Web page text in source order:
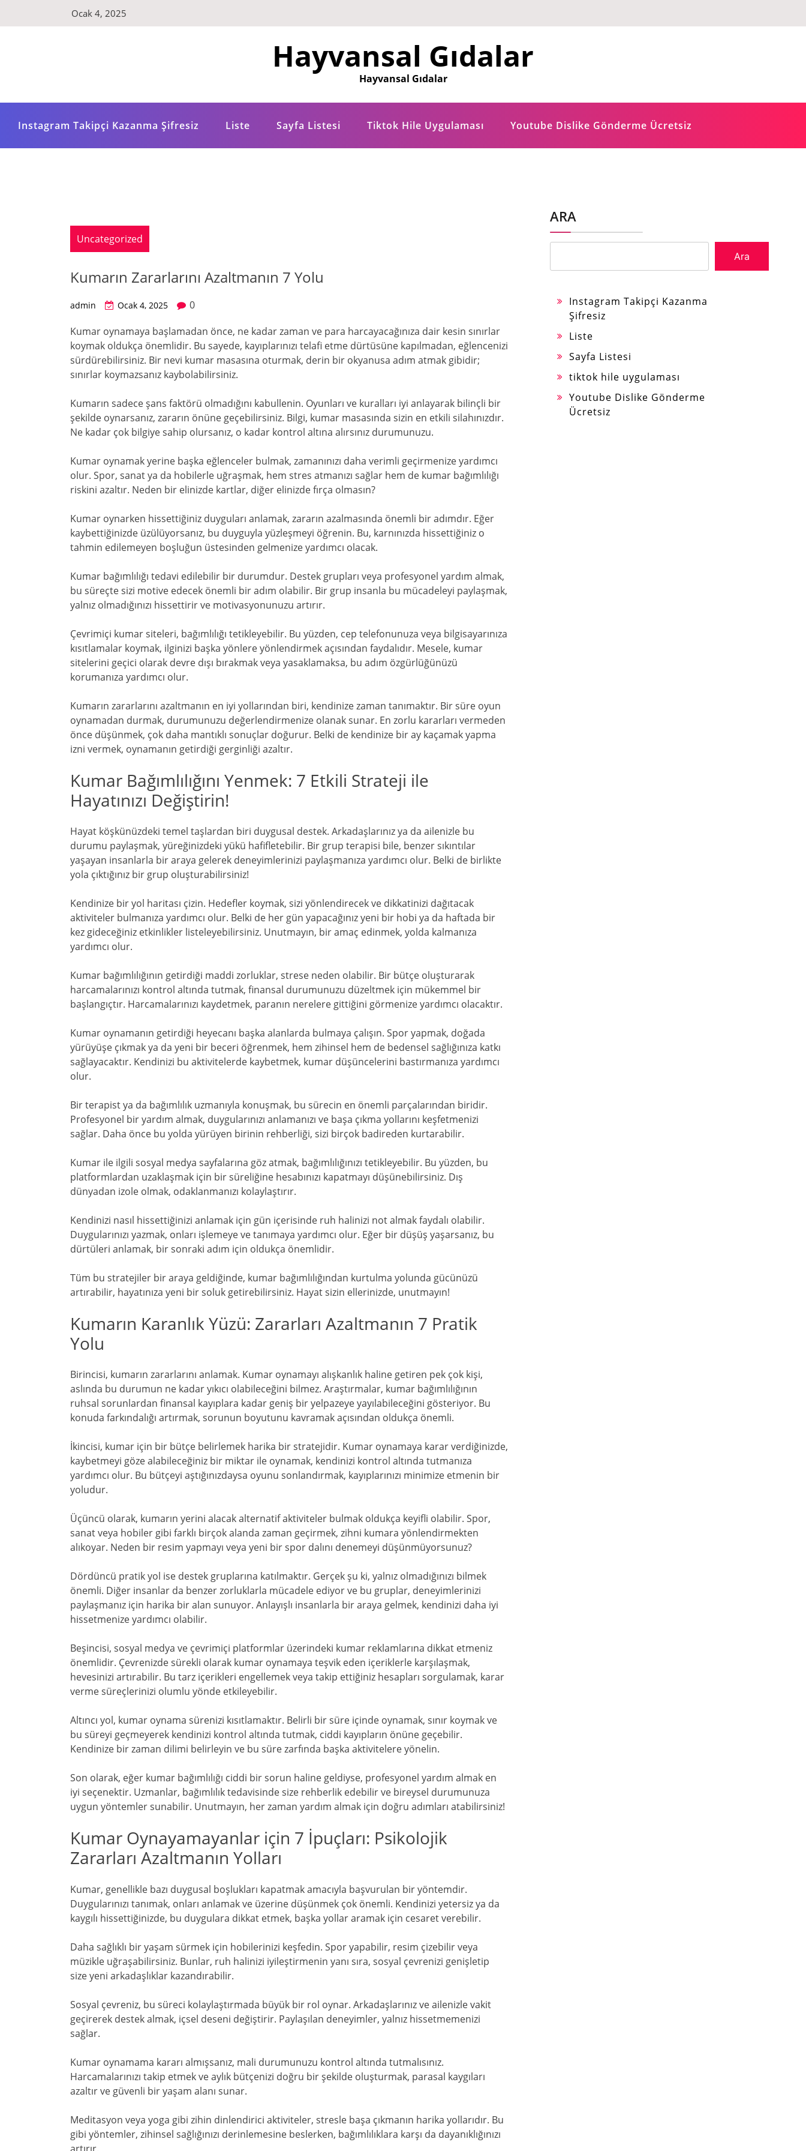
Ocak 4, 2025
Hayvansal Gıdalar
Hayvansal Gıdalar
Instagram Takipçi Kazanma Şifresiz Liste Sayfa Listesi Tiktok Hile Uygulaması Youtube Dislike Gönderme Ücretsiz
Uncategorized
Kumarın Zararlarını Azaltmanın 7 Yolu
admin Ocak 4, 2025
0
Kumar oynamaya başlamadan önce, ne kadar zaman ve para harcayacağınıza dair kesin sınırlar
koymak oldukça önemlidir. Bu sayede, kayıplarınızı telafi etme dürtüsüne kapılmadan, eğlencenizi
sürdürebilirsiniz. Bir nevi kumar masasına oturmak, derin bir okyanusa adım atmak gibidir;
sınırlar koymazsanız kaybolabilirsiniz.
Kumarın sadece şans faktörü olmadığını kabullenin. Oyunları ve kuralları iyi anlayarak bilinçli bir
şekilde oynarsanız, zararın önüne geçebilirsiniz. Bilgi, kumar masasında sizin en etkili silahınızdır.
Ne kadar çok bilgiye sahip olursanız, o kadar kontrol altına alırsınız durumunuzu.
Kumar oynamak yerine başka eğlenceler bulmak, zamanınızı daha verimli geçirmenize yardımcı
olur. Spor, sanat ya da hobilerle uğraşmak, hem stres atmanızı sağlar hem de kumar bağımlılığı
riskini azaltır. Neden bir elinizde kartlar, diğer elinizde fırça olmasın?
Kumar oynarken hissettiğiniz duyguları anlamak, zararın azalmasında önemli bir adımdır. Eğer
kaybettiğinizde üzülüyorsanız, bu duyguyla yüzleşmeyi öğrenin. Bu, karnınızda hissettiğiniz o
tahmin edilemeyen boşluğun üstesinden gelmenize yardımcı olacak.
Kumar bağımlılığı tedavi edilebilir bir durumdur. Destek grupları veya profesyonel yardım almak,
bu süreçte sizi motive edecek önemli bir adım olabilir. Bir grup insanla bu mücadeleyi paylaşmak,
yalnız olmadığınızı hissettirir ve motivasyonunuzu artırır.
Çevrimiçi kumar siteleri, bağımlılığı tetikleyebilir. Bu yüzden, cep telefonunuza veya bilgisayarınıza
kısıtlamalar koymak, ilginizi başka yönlere yönlendirmek açısından faydalıdır. Mesele, kumar
sitelerini geçici olarak devre dışı bırakmak veya yasaklamaksa, bu adım özgürlüğünüzü
korumanıza yardımcı olur.
Kumarın zararlarını azaltmanın en iyi yollarından biri, kendinize zaman tanımaktır. Bir süre oyun
oynamadan durmak, durumunuzu değerlendirmenize olanak sunar. En zorlu kararları vermeden
önce düşünmek, çok daha mantıklı sonuçlar doğurur. Belki de kendinize bir ay kaçamak yapma
izni vermek, oynamanın getirdiği gerginliği azaltır.
Kumar Bağımlılığını Yenmek: 7 Etkili Strateji ile
Hayatınızı Değiştirin!
Hayat köşkünüzdeki temel taşlardan biri duygusal destek. Arkadaşlarınız ya da ailenizle bu
durumu paylaşmak, yüreğinizdeki yükü hafifletebilir. Bir grup terapisi bile, benzer sıkıntılar
yaşayan insanlarla bir araya gelerek deneyimlerinizi paylaşmanıza yardımcı olur. Belki de birlikte
yola çıktığınız bir grup oluşturabilirsiniz!
Kendinize bir yol haritası çizin. Hedefler koymak, sizi yönlendirecek ve dikkatinizi dağıtacak
aktiviteler bulmanıza yardımcı olur. Belki de her gün yapacağınız yeni bir hobi ya da haftada bir
kez gideceğiniz etkinlikler listeleyebilirsiniz. Unutmayın, bir amaç edinmek, yolda kalmanıza
yardımcı olur.
Kumar bağımlılığının getirdiği maddi zorluklar, strese neden olabilir. Bir bütçe oluşturarak
harcamalarınızı kontrol altında tutmak, finansal durumunuzu düzeltmek için mükemmel bir
başlangıçtır. Harcamalarınızı kaydetmek, paranın nerelere gittiğini görmenize yardımcı olacaktır.
Kumar oynamanın getirdiği heyecanı başka alanlarda bulmaya çalışın. Spor yapmak, doğada
yürüyüşe çıkmak ya da yeni bir beceri öğrenmek, hem zihinsel hem de bedensel sağlığınıza katkı
sağlayacaktır. Kendinizi bu aktivitelerde kaybetmek, kumar düşüncelerini bastırmanıza yardımcı
olur.
Bir terapist ya da bağımlılık uzmanıyla konuşmak, bu sürecin en önemli parçalarından biridir.
Profesyonel bir yardım almak, duygularınızı anlamanızı ve başa çıkma yollarını keşfetmenizi
sağlar. Daha önce bu yolda yürüyen birinin rehberliği, sizi birçok badireden kurtarabilir.
Kumar ile ilgili sosyal medya sayfalarına göz atmak, bağımlılığınızı tetikleyebilir. Bu yüzden, bu
platformlardan uzaklaşmak için bir süreliğine hesabınızı kapatmayı düşünebilirsiniz. Dış
dünyadan izole olmak, odaklanmanızı kolaylaştırır.
Kendinizi nasıl hissettiğinizi anlamak için gün içerisinde ruh halinizi not almak faydalı olabilir.
Duygularınızı yazmak, onları işlemeye ve tanımaya yardımcı olur. Eğer bir düşüş yaşarsanız, bu
dürtüleri anlamak, bir sonraki adım için oldukça önemlidir.
Tüm bu stratejiler bir araya geldiğinde, kumar bağımlılığından kurtulma yolunda gücünüzü
artırabilir, hayatınıza yeni bir soluk getirebilirsiniz. Hayat sizin ellerinizde, unutmayın!
Kumarın Karanlık Yüzü: Zararları Azaltmanın 7 Pratik
Yolu
Birincisi, kumarın zararlarını anlamak. Kumar oynamayı alışkanlık haline getiren pek çok kişi,
aslında bu durumun ne kadar yıkıcı olabileceğini bilmez. Araştırmalar, kumar bağımlılığının
ruhsal sorunlardan finansal kayıplara kadar geniş bir yelpazeye yayılabileceğini gösteriyor. Bu
konuda farkındalığı artırmak, sorunun boyutunu kavramak açısından oldukça önemli.
İkincisi, kumar için bir bütçe belirlemek harika bir stratejidir. Kumar oynamaya karar verdiğinizde,
kaybetmeyi göze alabileceğiniz bir miktar ile oynamak, kendinizi kontrol altında tutmanıza
yardımcı olur. Bu bütçeyi aştığınızdaysa oyunu sonlandırmak, kayıplarınızı minimize etmenin bir
yoludur.
Üçüncü olarak, kumarın yerini alacak alternatif aktiviteler bulmak oldukça keyifli olabilir. Spor,
sanat veya hobiler gibi farklı birçok alanda zaman geçirmek, zihni kumara yönlendirmekten
alıkoyar. Neden bir resim yapmayı veya yeni bir spor dalını denemeyi düşünmüyorsunuz?
Dördüncü pratik yol ise destek gruplarına katılmaktır. Gerçek şu ki, yalnız olmadığınızı bilmek
önemli. Diğer insanlar da benzer zorluklarla mücadele ediyor ve bu gruplar, deneyimlerinizi
paylaşmanız için harika bir alan sunuyor. Anlayışlı insanlarla bir araya gelmek, kendinizi daha iyi
hissetmenize yardımcı olabilir.
Beşincisi, sosyal medya ve çevrimiçi platformlar üzerindeki kumar reklamlarına dikkat etmeniz
önemlidir. Çevrenizde sürekli olarak kumar oynamaya teşvik eden içeriklerle karşılaşmak,
hevesinizi artırabilir. Bu tarz içerikleri engellemek veya takip ettiğiniz hesapları sorgulamak, karar
verme süreçlerinizi olumlu yönde etkileyebilir.
Altıncı yol, kumar oynama sürenizi kısıtlamaktır. Belirli bir süre içinde oynamak, sınır koymak ve
bu süreyi geçmeyerek kendinizi kontrol altında tutmak, ciddi kayıpların önüne geçebilir.
Kendinize bir zaman dilimi belirleyin ve bu süre zarfında başka aktivitelere yönelin.
Son olarak, eğer kumar bağımlılığı ciddi bir sorun haline geldiyse, profesyonel yardım almak en
iyi seçenektir. Uzmanlar, bağımlılık tedavisinde size rehberlik edebilir ve bireysel durumunuza
uygun yöntemler sunabilir. Unutmayın, her zaman yardım almak için doğru adımları atabilirsiniz!
Kumar Oynayamayanlar için 7 İpuçları: Psikolojik
Zararları Azaltmanın Yolları
Kumar, genellikle bazı duygusal boşlukları kapatmak amacıyla başvurulan bir yöntemdir.
Duygularınızı tanımak, onları anlamak ve üzerine düşünmek çok önemli. Kendinizi yetersiz ya da
kaygılı hissettiğinizde, bu duygulara dikkat etmek, başka yollar aramak için cesaret verebilir.
Daha sağlıklı bir yaşam sürmek için hobilerinizi keşfedin. Spor yapabilir, resim çizebilir veya
müzikle uğraşabilirsiniz. Bunlar, ruh halinizi iyileştirmenin yanı sıra, sosyal çevrenizi genişletip
size yeni arkadaşlıklar kazandırabilir.
Sosyal çevreniz, bu süreci kolaylaştırmada büyük bir rol oynar. Arkadaşlarınız ve ailenizle vakit
geçirerek destek almak, içsel deseni değiştirir. Paylaşılan deneyimler, yalnız hissetmemenizi
sağlar.
Kumar oynamama kararı almışsanız, mali durumunuzu kontrol altında tutmalısınız.
Harcamalarınızı takip etmek ve aylık bütçenizi doğru bir şekilde oluşturmak, parasal kaygıları
azaltır ve güvenli bir yaşam alanı sunar.
Meditasyon veya yoga gibi zihin dinlendirici aktiviteler, stresle başa çıkmanın harika yollarıdır. Bu
gibi yöntemler, zihinsel sağlığınızı derinlemesine beslerken, bağımlılıklara karşı da dayanıklığınızı
ARA
Ara
Instagram Takipçi Kazanma
Şifresiz
Liste
Sayfa Listesi
tiktok hile uygulaması
Youtube Dislike Gönderme
Ücretsiz